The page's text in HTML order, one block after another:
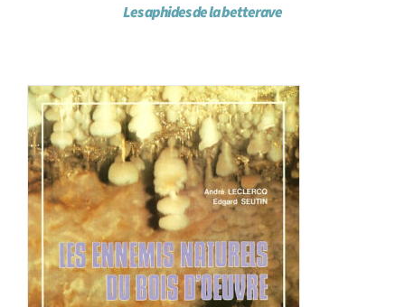
Les aphides de la betterave